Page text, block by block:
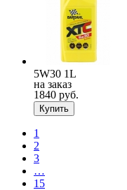
5W30 1L
на заказ
1840 руб.
Купить
1
2
3
…
15